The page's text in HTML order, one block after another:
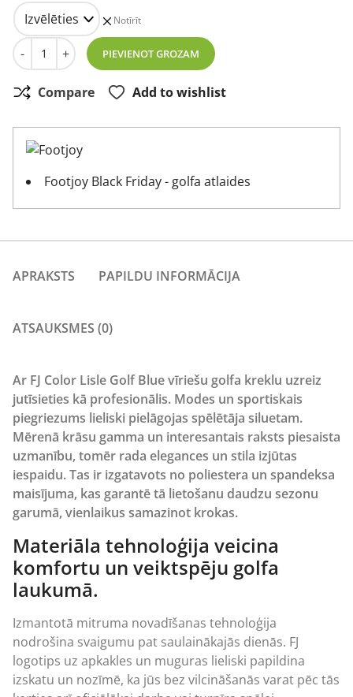
Notīrīt
-
Footjoy Vīriešu polo krekls Colour Theory Lisle Navy/
+ PIEVIENOT GROZAM
Compare Add to wishlist
Footjoy Black Friday - golfa atlaides
APRAKSTS PAPILDU INFORMĀCIJA
ATSAUKSMES (0)
Ar FJ Color Lisle Golf Blue vīriešu golfa kreklu uzreiz
jutīsieties kā profesionālis. Modes un sportiskais
piegriezums lieliski pielāgojas spēlētāja siluetam.
Mērenā krāsu gamma un interesantais raksts piesaista
uzmanību, tomēr rada elegances un stila izjūtas
iespaidu. Tas ir izgatavots no poliestera un spandeksa
maisījuma, kas garantē tā lietošanu daudzu sezonu
garumā, vienlaikus samazinot krokas.
Materiāla tehnoloģija veicina
komfortu un veiktspēju golfa
laukumā.
Izmantotā mitruma novadīšanas tehnoloģija
nodrošina svaigumu pat saulainākajās dienās. FJ
logotips uz apkakles un muguras lieliski papildina
izskatu un nozīmē, ka jūs bez vilcināšanās varat pēc tās